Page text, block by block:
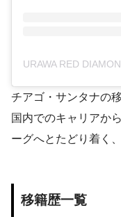
チアゴ・サンタナの
国内でのキャリアか
ーグへとたどり着く
移籍歴一覧